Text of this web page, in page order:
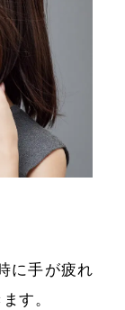
に手が疲れ
す。